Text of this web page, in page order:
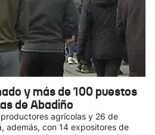
y más de 100 puestos
de Abadiño
agrícolas y 26 de
además, con 14 expositores de